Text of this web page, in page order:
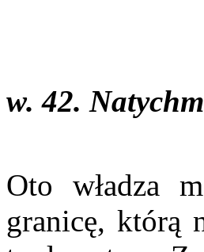
w. 42.
Oto władza
granicę, którą